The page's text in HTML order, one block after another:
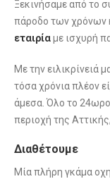
Ξεκινήσαμε από το
πάροδο των χρόνων
εταιρίαμε ισχυρή
Με την ειλικρίνειά
τόσα χρόνια πλέον
άμεσα. Όλο το
περιοχή της
Διαθέτουμε
Μία πλήρη γκάμα